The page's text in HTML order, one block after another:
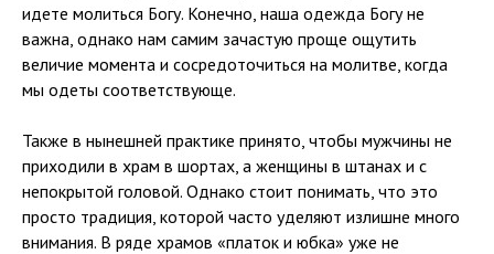
идете молиться Богу. Конечно, наша одежда Богу не
важна, однако нам самим зачастую проще ощутить
величие момента и сосредоточиться на молитве, когда
мы одеты соответствующе.
Также в нынешней практике принято, чтобы мужчины не
приходили в храм в шортах, а женщины в штанах и с
непокрытой головой. Однако стоит понимать, что это
просто традиция, которой часто уделяют излишне много
внимания. В ряде храмов «платок и юбка» уже не